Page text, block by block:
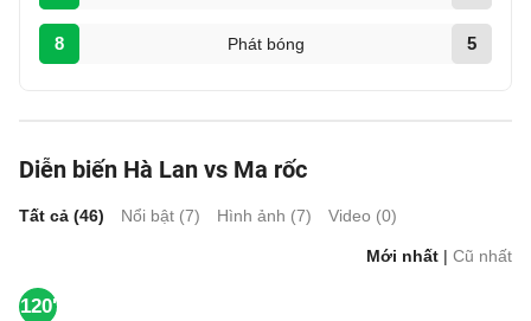
8 Phát bóng 5
Diễn biến Hà Lan vs Ma rốc
Tất cả (46) Nổi bật (7) Hình ảnh (7) Video (0)
Mới nhất | Cũ nhất
120'